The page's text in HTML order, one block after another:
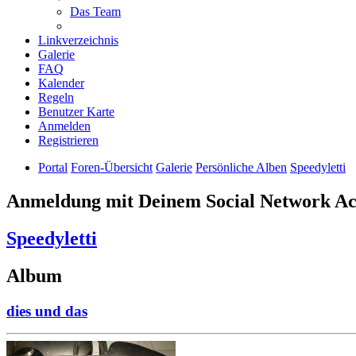
Das Team
Linkverzeichnis
Galerie
FAQ
Kalender
Regeln
Benutzer Karte
Anmelden
Registrieren
Portal Foren-Übersicht Galerie Persönliche Alben Speedyletti
Anmeldung mit Deinem Social Network
Speedyletti
Album
dies und das